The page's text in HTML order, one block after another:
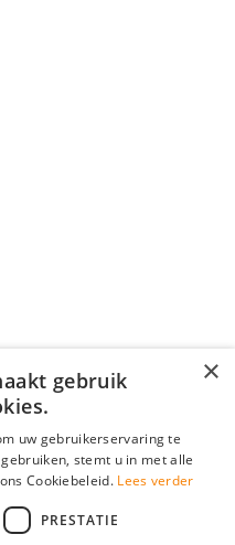
×
gebruik
uw gebruikerservaring te
stemt u in met alle
Cookiebeleid. Lees verder
PRESTATIE